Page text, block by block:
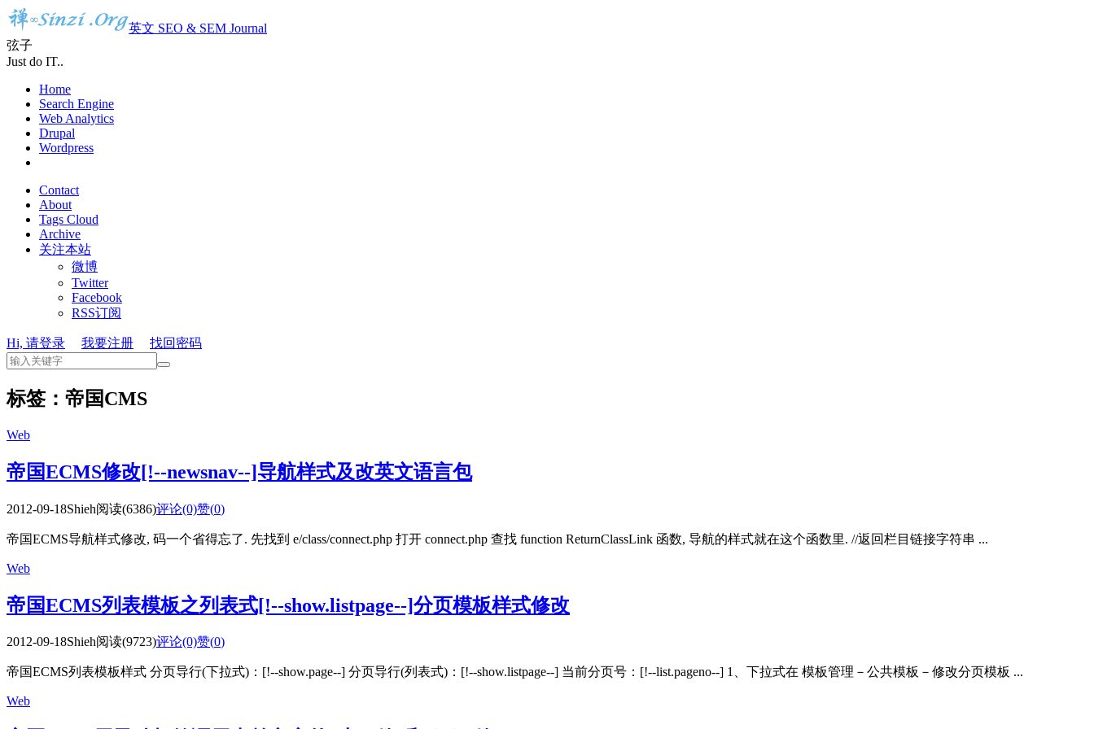
英文 SEO & SEM Journal
弦子
Just do IT..
Home
Search Engine
Web Analytics
Drupal
Wordpress
Contact
About
Tags Cloud
Archive
关注本站
微博
Twitter
Facebook
RSS订阅
Hi, 请登录 我要注册 找回密码
标签：帝国CMS
Web
帝国ECMS修改[!--newsnav--]导航样式及改英文语言包
2012-09-18Shieh阅读(6386)评论(0)赞(0)
帝国ECMS导航样式修改, 码一个省得忘了. 先找到 e/class/connect.php 打开 connect.php 查找 function ReturnClassLink 函数, 导航的样式就在这个函数里. //返回栏目链接字符串 ...
Web
帝国ECMS列表模板之列表式[!--show.listpage--]分页模板样式修改
2012-09-18Shieh阅读(9723)评论(0)赞(0)
帝国ECMS列表模板样式 分页导行(下拉式)：[!--show.page--] 分页导行(列表式)：[!--show.listpage--] 当前分页号：[!--list.pageno--] 1、下拉式在 模板管理－公共模板－修改分页模板 ...
Web